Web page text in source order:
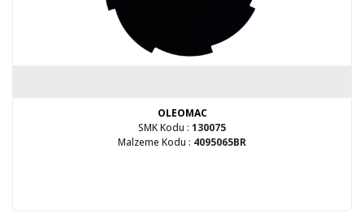
OLEOMAC
SMK Kodu : 130075
Malzeme Kodu : 4095065BR